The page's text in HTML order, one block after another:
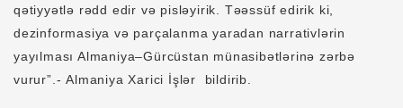
qətiyyətlə rədd edir və pisləyirik. Təəssüf edirik ki,
dezinformasiya və parçalanma yaradan narrativlərin
yayılması Almaniya–Gürcüstan münasibətlərinə zərbə
vurur”.- Almaniya Xarici İşlər bildirib.